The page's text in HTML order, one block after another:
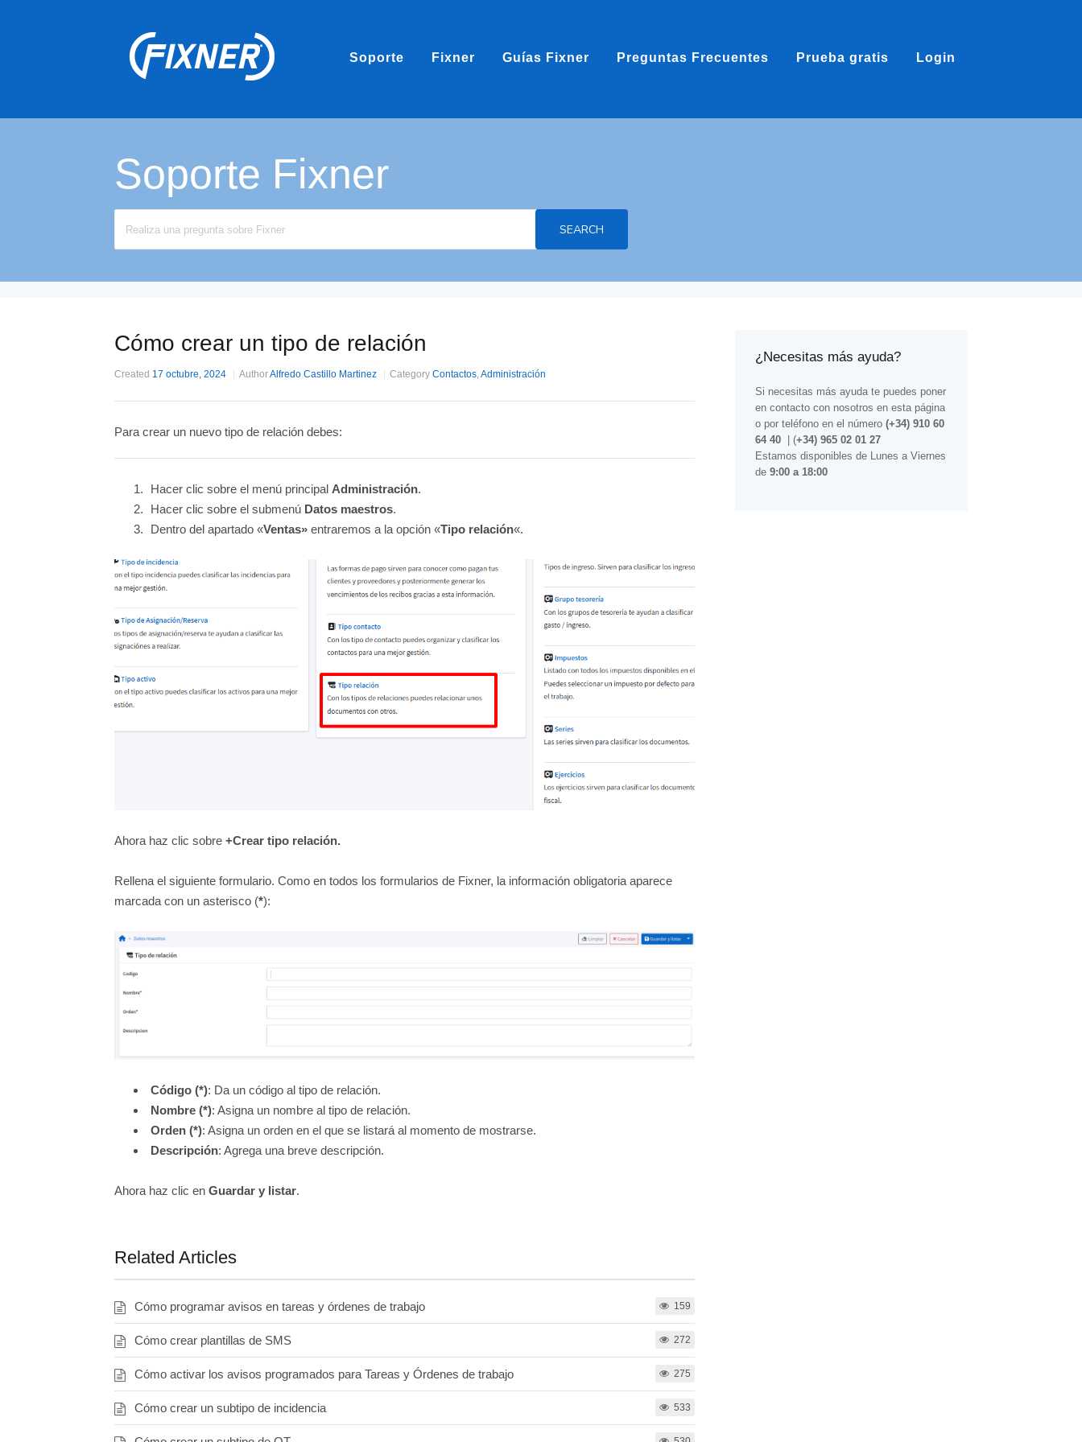
Soporte Fixner Guías Fixner Preguntas Frecuentes Prueba gratis Login
Soporte Fixner
SEARCH
Cómo crear un tipo de relación
Created 17 octubre, 2024 AuthorAlfredo Castillo Martinez Category Contactos,Administración
Para crear un nuevo tipo de relación debes:
Hacer clic sobre el menú principal Administración.
Hacer clic sobre el submenú Datos maestros.
Dentro del apartado «Ventas» entraremos a la opción «Tipo relación«.
Ahora haz clic sobre +Crear tipo relación.
Rellena el siguiente formulario. Como en todos los formularios de Fixner, la información obligatoria aparece
marcada con un asterisco (*):
Código (*): Da un código al tipo de relación.
Nombre (*): Asigna un nombre al tipo de relación.
Orden (*): Asigna un orden en el que se listará al momento de mostrarse.
Descripción: Agrega una breve descripción.
Ahora haz clic en Guardar y listar.
Related Articles
Cómo programar avisos en tareas y órdenes de trabajo 159
Cómo crear plantillas de SMS 272
Cómo activar los avisos programados para Tareas y Órdenes de trabajo 275
Cómo crear un subtipo de incidencia 533
¿Necesitas más ayuda?
Si necesitas más ayuda te puedes poner
en contacto con nosotros en esta página
o por teléfono en el número (+34) 910 60
64 40
| (+34) 965 02 01 27
Estamos disponibles de Lunes a Viernes
de 9:00 a 18:00